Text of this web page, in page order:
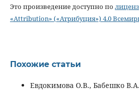
Это произведение доступно по
«Attribution» («Атрибуция») 4.0
Похожие статьи
Евдокимова О.В., Бабешко